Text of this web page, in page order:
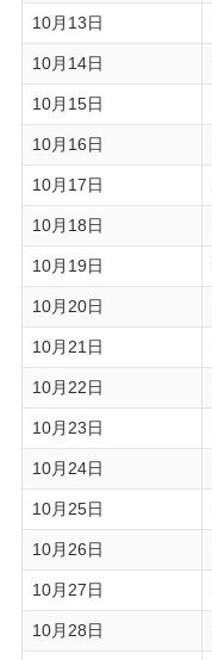
10月13日
10月14日
10月15日
10月16日
10月17日
10月18日
10月19日
10月20日
10月21日
10月22日
10月23日
10月24日
10月25日
10月26日
10月27日
10月28日